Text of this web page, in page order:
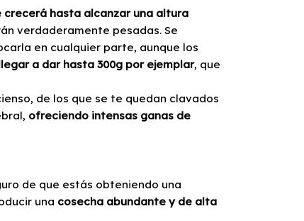
crecerá hasta alcanzar una altura
verdaderamente pesadas. Se
en cualquier parte, aunque los
a dar hasta 300g por ejemplar, que
de los que se te quedan clavados
ofreciendo intensas ganas de
de que estás obteniendo una
una cosecha abundante y de alta